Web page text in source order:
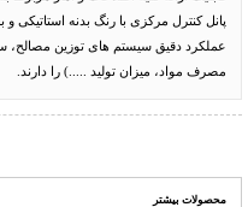
پانل کنترل مرکزی با رنگ بدنه استاتیکی
عملکرد دقیق سیستم های توزین مصالح،
مصرف مواد، میزان تولید .....) را دارند.
محصولات بیشتر